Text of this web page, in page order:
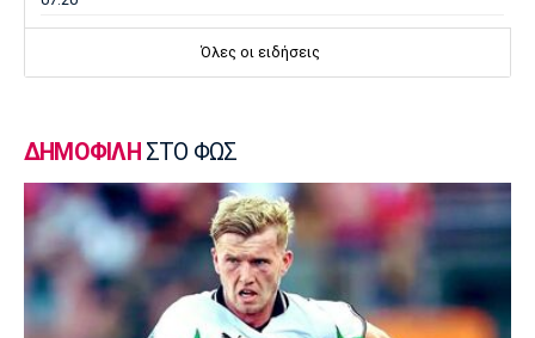
Καιρός: Υψηλές θερμοκρασίες σε όλη τη
Γ Εθνική
Επανεκκίνηση στην Ηλιούπολη
23:57
Champions League
Μαφέο, Ροντινέι και το… καμπανάκι για τον
Ολυμπιακό
Όλες οι ειδήσεις
ΔΗΜΟΦΙΛΗ ΣΤΟ ΦΩΣ